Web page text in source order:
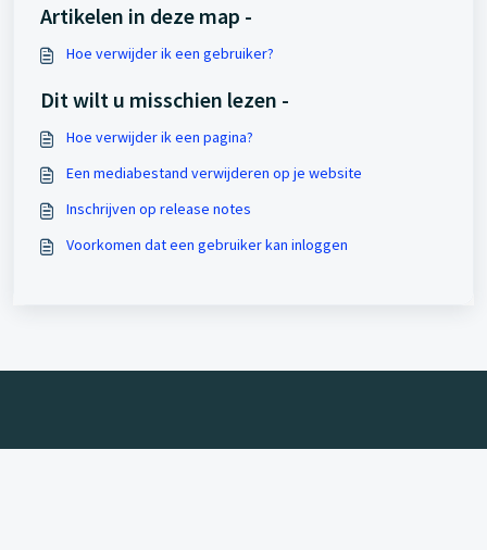
Artikelen in deze map -
Hoe verwijder ik een gebruiker?
Dit wilt u misschien lezen -
Hoe verwijder ik een pagina?
Een mediabestand verwijderen op je website
Inschrijven op release notes
Voorkomen dat een gebruiker kan inloggen